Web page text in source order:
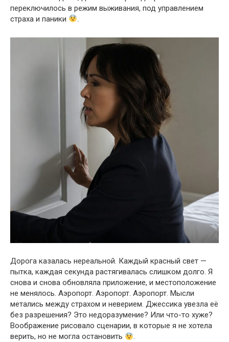
переключилось в режим выживания, под управлением
страха и паники
.
Дорога казалась нереальной. Каждый красный свет —
пытка, каждая секунда растягивалась слишком долго. Я
снова и снова обновляла приложение, и местоположение
не менялось. Аэропорт. Аэропорт. Аэропорт. Мысли
метались между страхом и неверием. Джессика увезла её
без разрешения? Это недоразумение? Или что-то хуже?
Воображение рисовало сценарии, в которые я не хотела
верить, но не могла остановить
.